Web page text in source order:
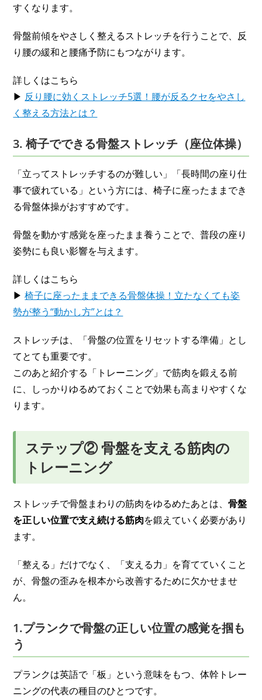
すくなります。
骨盤前傾をやさしく整えるストレッチを行うことで、反
り腰の緩和と腰痛予防にもつながります。
詳しくはこちら
▶ 反り腰に効くストレッチ5選！腰が反るクセをやさし
く整える方法とは？
3. 椅子でできる骨盤ストレッチ（座位体操）
「立ってストレッチするのが難しい」「長時間の座り仕
事で疲れている」という方には、椅子に座ったままでき
る骨盤体操がおすすめです。
骨盤を動かす感覚を座ったまま養うことで、普段の座り
姿勢にも良い影響を与えます。
詳しくはこちら
▶椅子に座ったままできる骨盤体操！立たなくても姿
勢が整う“動かし方”とは？
ストレッチは、「骨盤の位置をリセットする準備」とし
てとても重要です。
このあと紹介する「トレーニング」で筋肉を鍛える前
に、しっかりゆるめておくことで効果も高まりやすくな
ります。
ステップ② 骨盤を支える筋肉の
トレーニング
ストレッチで骨盤まわりの筋肉をゆるめたあとは、骨盤
を正しい位置で支え続ける筋肉を鍛えていく必要があり
ます。
「整える」だけでなく、「支える力」を育てていくこと
が、骨盤の歪みを根本から改善するために欠かせませ
ん。
1.プランクで骨盤の正しい位置の感覚を掴も
う
プランクは英語で「板」という意味をもつ、体幹トレー
ニングの代表の種目のひとつです。